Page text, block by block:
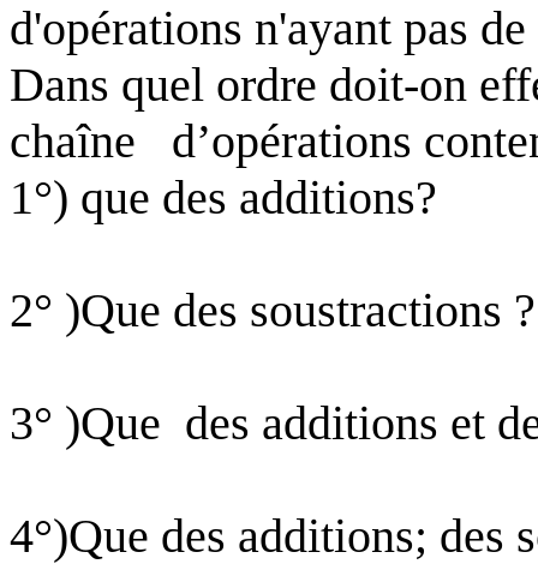
d'opérations n'ayant pas de
Dans quel ordre doit-on
chaîne
d’opérations
1°) que des additions?
2° )Que des soustractions ?
3° )Que des additions et
4°)Que des additions; des